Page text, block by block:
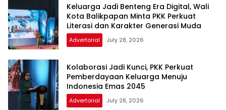
Keluarga Jadi Benteng Era Digital, Wali
Kota Balikpapan Minta PKK Perkuat
Literasi dan Karakter Generasi Muda
Advertorial July 28, 2026
Kolaborasi Jadi Kunci, PKK Perkuat
Pemberdayaan Keluarga Menuju
Indonesia Emas 2045
Advertorial July 28, 2026